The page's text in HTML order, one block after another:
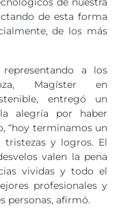
de esta forma
de los más
a los
Magíster en
entregó un
alegría por haber
“hoy terminamos un
tristezas y logros. El
valen la pena
vividas y todo el
profesionales y
personas, afirmó.